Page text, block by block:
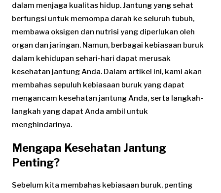
dalam menjaga kualitas hidup. Jantung yang sehat
berfungsi untuk memompa darah ke seluruh tubuh,
membawa oksigen dan nutrisi yang diperlukan oleh
organ dan jaringan. Namun, berbagai kebiasaan buruk
dalam kehidupan sehari-hari dapat merusak
kesehatan jantung Anda. Dalam artikel ini, kami akan
membahas sepuluh kebiasaan buruk yang dapat
mengancam kesehatan jantung Anda, serta langkah-
langkah yang dapat Anda ambil untuk
menghindarinya.
Mengapa Kesehatan Jantung
Penting?
Sebelum kita membahas kebiasaan buruk, penting